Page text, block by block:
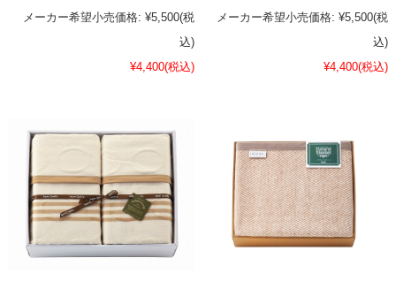
メーカー希望小売価格: ¥5,500(税
込)
¥4,400(税込)
メーカー希望小売価格: ¥5,500(税
込)
¥4,400(税込)